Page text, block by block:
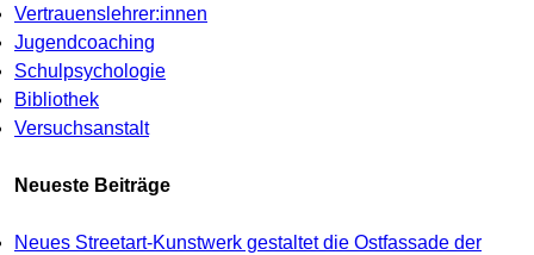
Vertrauenslehrer:innen
Jugendcoaching
Schulpsychologie
Bibliothek
Versuchsanstalt
Neueste Beiträge
Neues Streetart-Kunstwerk gestaltet die Ostfassade der